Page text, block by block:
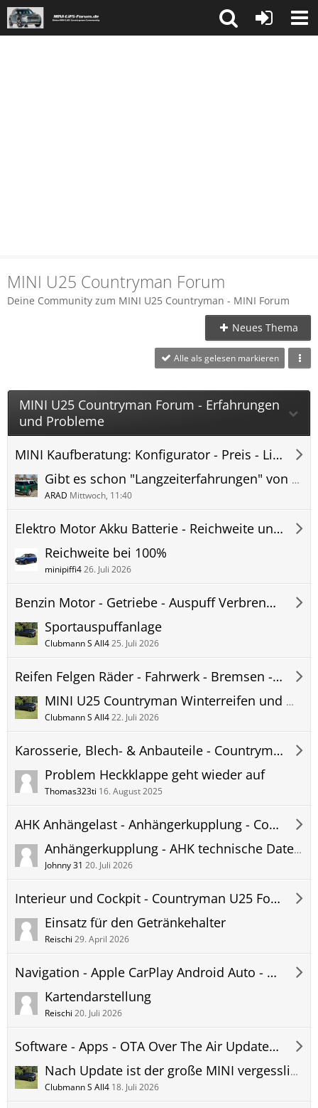
MINI U25 Countryman Forum
Deine Community zum MINI U25 Countryman - MINI Forum
Neues Thema
Alle als gelesen markieren
MINI U25 Countryman Forum - Erfahrungen
und Probleme
MINI Kaufberatung: Konfigurator - Preis - Lieferzeit - Countryman U25 Forum
Gibt es schon "Langzeiterfahrungen" von euren Minis?
ARAD Mittwoch, 11:40
Elektro Motor Akku Batterie - Reichweite und Verbrauch - Countryman U25 Forum
Reichweite bei 100%
minipiffi426. Juli 2026
Benzin Motor - Getriebe - Auspuff Verbrenner U25 Countryman
Sportauspuffanlage
Clubmann S All425. Juli 2026
Reifen Felgen Räder - Fahrwerk - Bremsen - Countryman U25 Forum
MINI U25 Countryman Winterreifen und Winter Kompletträder - MINI Original und Zubehörräder - Erfahrungen und Bilder
Clubmann S All422. Juli 2026
Karosserie, Blech- & Anbauteile - Countryman U25 Forum
Problem Heckklappe geht wieder auf
Thomas323ti 16. August 2025
AHK Anhängelast - Anhängerkupplung - Countryman U25 Forum
Anhängerkupplung - AHK technische Daten MINI U25 Countryman - Anhängelast Stützlast usw.
Johnny 31 20. Juli 2026
Interieur und Cockpit - Countryman U25 Forum
Einsatz für den Getränkehalter
Reischi 29. April 2026
Navigation - Apple CarPlay Android Auto - Hifi - Telefon - Countryman U25 Forum
Kartendarstellung
Reischi 20. Juli 2026
Software - Apps - OTA Over The Air Updates - Countryman U25 Forum
Nach Update ist der große MINI vergesslich?
Clubmann S All4 18. Juli 2026